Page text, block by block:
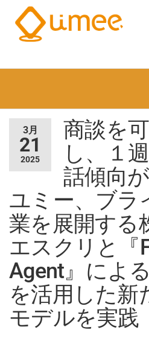
ン
ト
AI
電
気
通
信
大
学
認
定
ベ
ン
チ
ャ
ー
3月
21
2025
商談を
し、１
話傾向
ユミー、ブラ
業を展開する
エスクリと『
Agent』によ
を活用した新
モデルを実践